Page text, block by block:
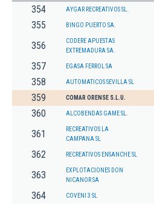
354 AYGAR RECREATIVOS SL.
355 BINGO PUERTO SA.
356
CODERE APUESTAS
EXTREMADURA SA.
357 EGASA FERROL SA
358 AUTOMATICOS SEVILLA SL
359 COMAR ORENSE S.L.U.
360 ALCOBENDAS GAME SL.
361
RECREATIVOS LA
CAMPANA SL
362 RECREATIVOS ENSANCHE SL
363
EXPLOTACIONES DON
NICANOR SA
364 COVENI 3 SL